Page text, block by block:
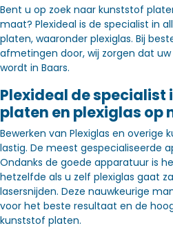
Bent u op zoek naar kunststof
maat? Plexideal is de specialist in
platen, waaronder plexiglas. Bij
afmetingen door, wij zorgen dat
wordt in Baars.
Plexideal de specialist
platen en plexiglas op
Bewerken van Plexiglas en overige
lastig. De meest gespecialiseerde
Ondanks de goede apparatuur is
hetzelfde als u zelf plexiglas gaat
lasersnijden. Deze nauwkeurige
voor het beste resultaat en de
kunststof platen.